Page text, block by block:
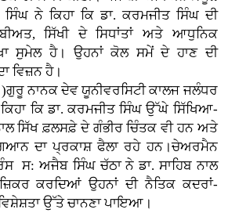
ਨੇ ਕਿਹਾ ਕਿ ਡਾ. ਕਰਮਜੀਤ ਸਿੰਘ ਦੀ
ਸਿੱਖੀ ਦੇ ਸਿਧਾਂਤਾਂ ਅਤੇ ਆਧੁਨਿਕ
ਸੁਮੇਲ ਹੈ। ਉਹਨਾਂ ਕੋਲ ਸਮੇਂ ਦੇ ਹਾਣ ਦੀ
ਵਿਜ਼ਨ ਹੈ।
ਨਾਨਕ ਦੇਵ ਯੂਨੀਵਰਸਿਟੀ ਕਾਲਜ ਜਲੰਧਰ
ਕਿ ਡਾ. ਕਰਮਜੀਤ ਸਿੰਘ ਉੱਘੇ ਸਿੱਖਿਆ-
ਸਿੱਖ ਫ਼ਲਸਫ਼ੇ ਦੇ ਗੰਭੀਰ ਚਿੰਤਕ ਵੀ ਹਨ ਅਤੇ
ਦਾ ਪ੍ਰਕਾਸ਼ ਫੈਲਾ ਰਹੇ ਹਨ।ਚੇਅਰਮੈਨ
ਸ: ਅਜੈਬ ਸਿੰਘ ਚੱਠਾ ਨੇ ਡਾ. ਸਾਹਿਬ ਨਾਲ
ਕਰਦਿਆਂ ਉਹਨਾਂ ਦੀ ਨੈਤਿਕ ਕਦਰਾਂ-
ਉੱਤੇ ਚਾਨਣਾ ਪਾਇਆ।